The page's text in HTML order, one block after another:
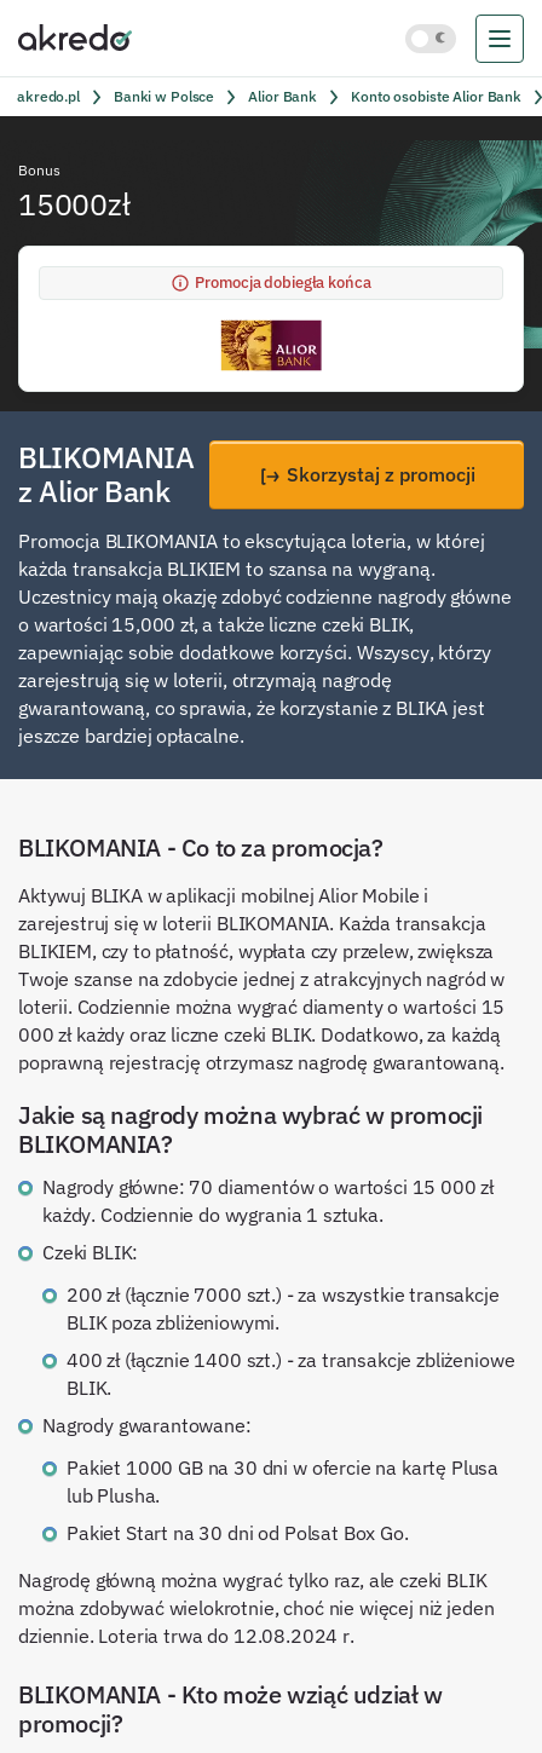
akredo.pl Banki w Polsce Alior Bank Konto osobiste Alior Bank
Bonus
15000zł
Promocja dobiegła końca
BLIKOMANIA
z Alior Bank
Skorzystaj z promocji
Promocja BLIKOMANIA to ekscytująca loteria, w której
każda transakcja BLIKIEM to szansa na wygraną.
Uczestnicy mają okazję zdobyć codzienne nagrody główne
o wartości 15,000 zł, a także liczne czeki BLIK,
zapewniając sobie dodatkowe korzyści. Wszyscy, którzy
zarejestrują się w loterii, otrzymają nagrodę
gwarantowaną, co sprawia, że korzystanie z BLIKA jest
jeszcze bardziej opłacalne.
BLIKOMANIA - Co to za promocja?
Aktywuj BLIKA w aplikacji mobilnej Alior Mobile i
zarejestruj się w loterii BLIKOMANIA. Każda transakcja
BLIKIEM, czy to płatność, wypłata czy przelew, zwiększa
Twoje szanse na zdobycie jednej z atrakcyjnych nagród w
loterii. Codziennie można wygrać diamenty o wartości 15
000 zł każdy oraz liczne czeki BLIK. Dodatkowo, za każdą
poprawną rejestrację otrzymasz nagrodę gwarantowaną.
Jakie są nagrody można wybrać w promocji
BLIKOMANIA?
Nagrody główne: 70 diamentów o wartości 15 000 zł
każdy. Codziennie do wygrania 1 sztuka.
Czeki BLIK:
200 zł (łącznie 7000 szt.) - za wszystkie transakcje
BLIK poza zbliżeniowymi.
400 zł (łącznie 1400 szt.) - za transakcje zbliżeniowe
BLIK.
Nagrody gwarantowane:
Pakiet 1000 GB na 30 dni w ofercie na kartę Plusa
lub Plusha.
Pakiet Start na 30 dni od Polsat Box Go.
Nagrodę główną można wygrać tylko raz, ale czeki BLIK
można zdobywać wielokrotnie, choć nie więcej niż jeden
dziennie. Loteria trwa do 12.08.2024 r.
BLIKOMANIA - Kto może wziąć udział w
promocji?